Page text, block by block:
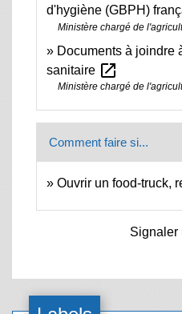
d'hygiène (GBPH)
Ministère chargé de
Documents à joindre
sanitaire open_in_new
Ministère chargé de
Comment faire si...
Ouvrir un food-truck,
Signaler